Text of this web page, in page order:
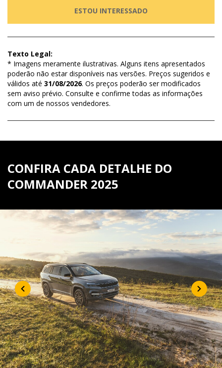
ESTOU INTERESSADO
Texto Legal:
* Imagens meramente ilustrativas. Alguns itens apresentados
poderão não estar disponíveis nas versões. Preços sugeridos e
válidos até 31/08/2026. Os preços poderão ser modificados
sem aviso prévio. Consulte e confirme todas as informações
com um de nossos vendedores.
CONFIRA CADA DETALHE DO
COMMANDER 2025